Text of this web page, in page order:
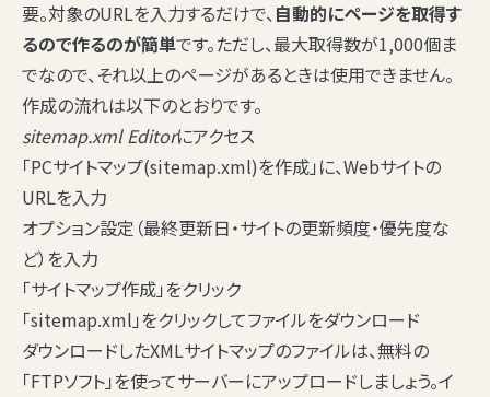
要。対象のURLを入力するだけで、 自動的にページを取得す
るので作るのが簡単です。ただし、最大取得数が1,000個ま
でなので、それ以上のページがあるときは使用できません。
作成の流れは以下のとおりです。
sitemap.xml Editorにアクセス
「PCサイトマップ(sitemap.xml)を作成」に、Webサイトの
URLを入力
オプション設定（最終更新日・サイトの更新頻度・優先度な
ど）を入力
「サイトマップ作成」をクリック
「sitemap.xml」をクリックしてファイルをダウンロード
ダウンロードしたXMLサイトマップのファイルは、無料の
「FTPソフト」を使ってサーバーにアップロードしましょう。イ